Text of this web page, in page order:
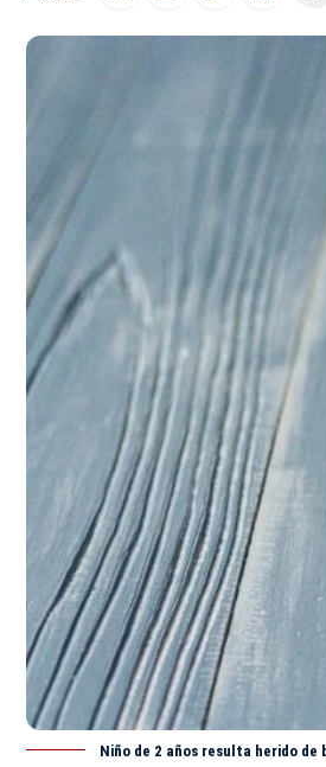
Niño de 2 años resulta herido